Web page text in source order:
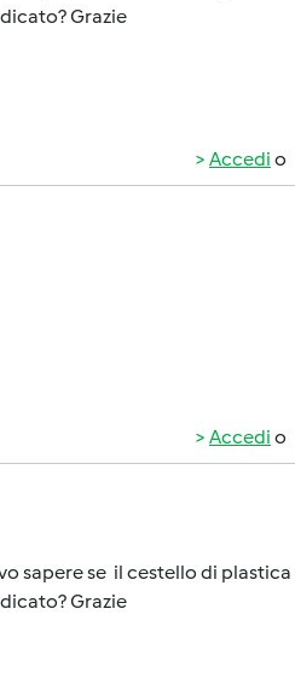
Grazie
Accedi o
Accedi o
sapere se il cestello di
Grazie